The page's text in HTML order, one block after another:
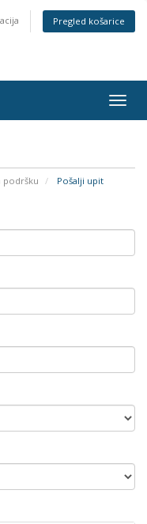
Pregled košarice
podršku Pošalji upit